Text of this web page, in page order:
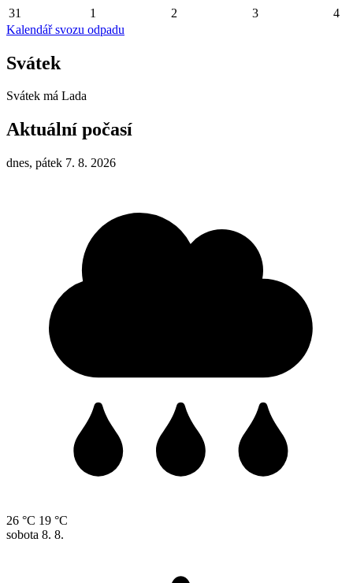
31 1 2 3
4
Kalendář svozu odpadu
Svátek
Svátek má Lada
Aktuální počasí
dnes, pátek 7. 8. 2026
26 °C 19 °C
sobota 8. 8.